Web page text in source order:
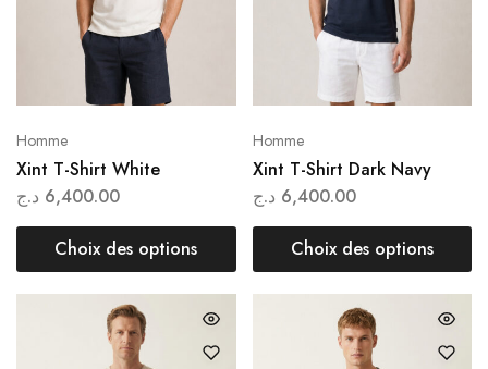
Homme
Xint T-Shirt White
6,400.00 د.ج
Choix des options
Homme
Xint T-Shirt Dark Navy
6,400.00 د.ج
Choix des options